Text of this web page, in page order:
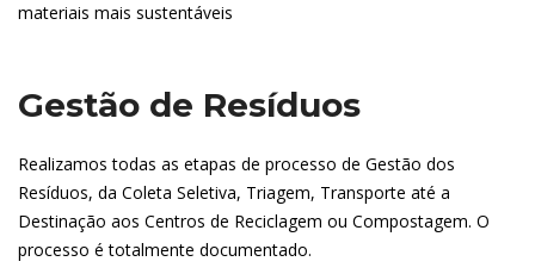
materiais mais sustentáveis
Gestão de Resíduos
Realizamos todas as etapas de processo de Gestão dos
Resíduos, da Coleta Seletiva, Triagem, Transporte até a
Destinação aos Centros de Reciclagem ou Compostagem. O
processo é totalmente documentado.